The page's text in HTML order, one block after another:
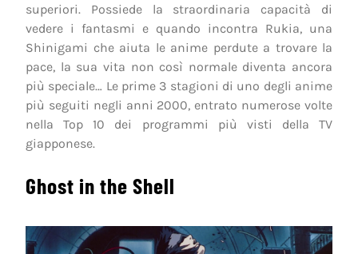
superiori. Possiede la straordinaria capacità di
vedere i fantasmi e quando incontra Rukia, una
Shinigami che aiuta le anime perdute a trovare la
pace, la sua vita non così normale diventa ancora
più speciale… Le prime 3 stagioni di uno degli anime
più seguiti negli anni 2000, entrato numerose volte
nella Top 10 dei programmi più visti della TV
giapponese.
Ghost in the Shell